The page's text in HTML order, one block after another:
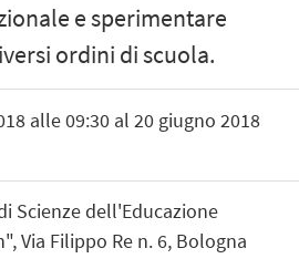
e sperimentare
ordini di scuola.
alle 09:30 al 20 giugno 2018
Scienze dell'Educazione
Via Filippo Re n. 6, Bologna